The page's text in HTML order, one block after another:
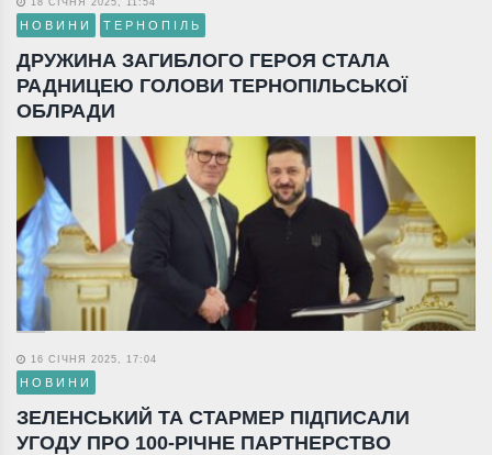
НОВИНИ ТЕРНОПІЛЬ
ДРУЖИНА ЗАГИБЛОГО ГЕРОЯ СТАЛА
РАДНИЦЕЮ ГОЛОВИ ТЕРНОПІЛЬСЬКОЇ
ОБЛРАДИ
16 СІЧНЯ 2025, 17:04
НОВИНИ
ЗЕЛЕНСЬКИЙ ТА СТАРМЕР ПІДПИСАЛИ
УГОДУ ПРО 100-РІЧНЕ ПАРТНЕРСТВО